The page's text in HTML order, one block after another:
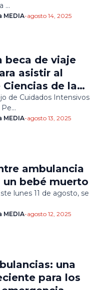
…
MEDIA-agosto 14, 2025
beca de viaje
asistir al
de la
2025
de Cuidados Intensivos
Pe…
-agosto 13, 2025
ambulancia
bebé muerto
lunes 11 de agosto, se
MEDIA-agosto 12, 2025
una
para los